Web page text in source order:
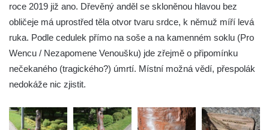
Socha Plejtvák obrovský v ZOO Hluboká
Socha Medvěd jeskynní v ZOO Hluboká
Socha Mamutí lebka v ZOO Hluboká
Socha Mamut srstnatý v ZOO Hluboká
Socha Orel v ZOO Hluboká
Socha Přátelství v ZOO Hluboká
roce 2019 již ano. Dřevěný anděl se skloněnou hlavou bez
obličeje má uprostřed těla otvor tvaru srdce, k němuž míří levá
ruka. Podle cedulek přímo na soše a na kamenném soklu (Pro
Wencu / Nezapomene Venoušku) jde zřejmě o připomínku
nečekaného (tragického?) úmrtí. Místní možná vědí, přespolák
nedokáže nic zjistit.